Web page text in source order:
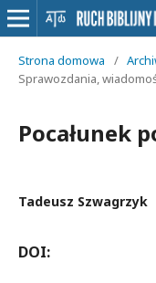
Strona domowa /
Sprawozdania,
Pocałunek
Tadeusz Szwagrzyk
DOI: